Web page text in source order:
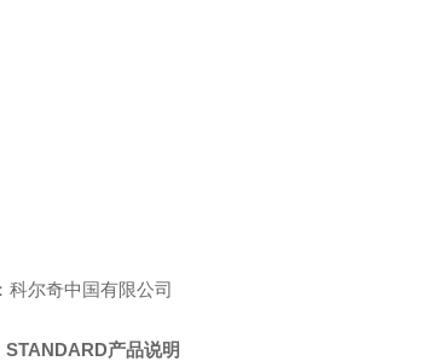
科尔奇中国有限公司
产品说明